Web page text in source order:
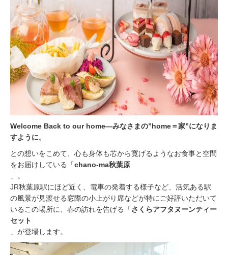
Welcome Back to our home―みなさまの”home＝家”になりま
すように。
との想いをこめて、心も身体も芯から寛げるようなお食事と空間
をお届けしている「chano-ma秋葉原
」。
JR秋葉原駅にほど近く、電車の発着する様子など、活気ある駅
の風景が見渡せる窓際の小上がり席などが特にご好評いただいて
いるこの場所に、春の訪れを告げる「さくらアフタヌーンティー
セット
」が登場します。